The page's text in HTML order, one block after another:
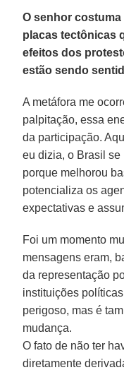
O senhor
placas tectônicas
efeitos dos
estão sendo
A metáfora me
palpitação, essa
da participação.
eu dizia, o Brasil se
porque melhorou
potencializa os
expectativas e
Foi um momento
mensagens eram,
da representação
instituições
perigoso, mas é
mudança.
O fato de não ter
diretamente